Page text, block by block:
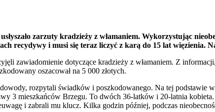
zarzuty kradzieży z włamaniem. Wykorzystując
recydywy i musi się teraz liczyć z karą do 15 lat więzienia.
zawiadomienie dotyczące kradzieży z włamaniem. Z
oszacował na 5 000 złotych.
rozpytali świadków i poszkodowanego. Na tej podstawie
3 mieszkańców Brzegu. To dwóch 36-latków i 20-latnia
i zabrali mu klucz. Kilka godzin później, podczas